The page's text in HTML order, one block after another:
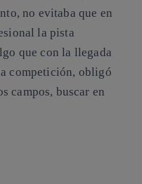
no evitaba que en
la pista
que con la llegada
competición, obligó
campos, buscar en